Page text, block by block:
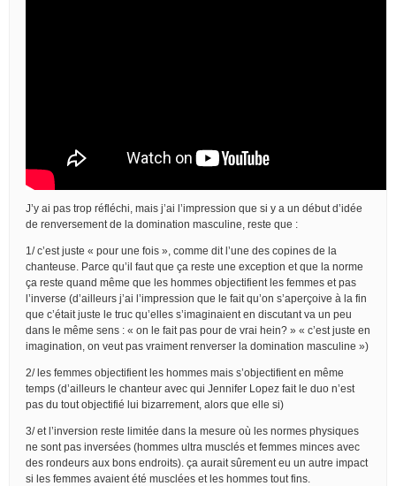
J’y ai pas trop réfléchi, mais j’ai l’impression que si y a un début d’idée
de renversement de la domination masculine, reste que :
1/ c’est juste « pour une fois », comme dit l’une des copines de la
chanteuse. Parce qu’il faut que ça reste une exception et que la norme
ça reste quand même que les hommes objectifient les femmes et pas
l’inverse (d’ailleurs j’ai l’impression que le fait qu’on s’aperçoive à la fin
que c’était juste le truc qu’elles s’imaginaient en discutant va un peu
dans le même sens : « on le fait pas pour de vrai hein? » « c’est juste en
imagination, on veut pas vraiment renverser la domination masculine »)
2/ les femmes objectifient les hommes mais s’objectifient en même
temps (d’ailleurs le chanteur avec qui Jennifer Lopez fait le duo n’est
pas du tout objectifié lui bizarrement, alors que elle si)
3/ et l’inversion reste limitée dans la mesure où les normes physiques
ne sont pas inversées (hommes ultra musclés et femmes minces avec
des rondeurs aux bons endroits). ça aurait sûrement eu un autre impact
si les femmes avaient été musclées et les hommes tout fins.